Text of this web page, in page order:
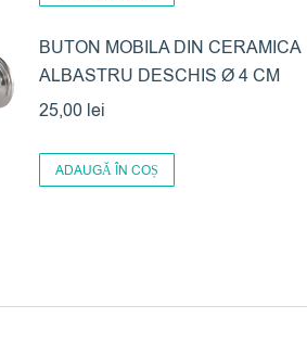
BUTON MOBILA DIN CERAMICA
ALBASTRU DESCHIS Ø 4 CM
25,00 lei
ADAUGĂ ÎN COȘ